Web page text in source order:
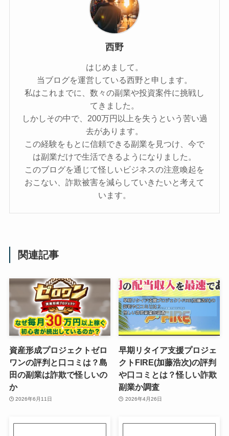
西野
はじめまして。
当ブログを運営している西野と申します。
私はこれまでに、数々の副業や投資案件に挑戦し
てきました。
しかしその中で、200万円以上を失うという苦い過
去があります。
この経験をもとに信頼できる副業を見つけ、今で
は副業だけで生活できるようになりました。
このブログを通じて怪しいビジネスの注意喚起を
おこない、詐欺被害を減らしていきたいと考えて
います。
関連記事
資産形成プロジェクトゼロ
ワンの評判と口コミは？島
田の副業は詐欺で怪しいの
か
2026年6月11日
早期リタイア支援プロジェ
クトFIRE(加藤浩次)の評判
や口コミとは？怪しい詐欺
副業か調査
2026年4月26日